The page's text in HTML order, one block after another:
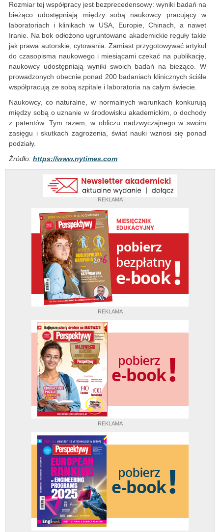
REKLAMA
REKLAMA
REKLAMA
Rozmiar tej współpracy jest bezprecedensowy: wyniki badań na
bieżąco udostępniają między sobą naukowcy pracujący w
laboratoriach i klinikach w USA, Europie, Chinach, a nawet
Iranie. Na bok odłożono ugruntowane akademickie reguły takie
jak prawa autorskie, cytowania. Zamiast przygotowywać artykuł
do czasopisma naukowego i miesiącami czekać na publikację,
naukowcy udostępniają wyniki swoich badań na bieżąco. W
prowadzonych obecnie ponad 200 badaniach klinicznych ściśle
współpracują ze sobą szpitale i laboratoria na całym świecie.
Naukowcy, co naturalne, w normalnych warunkach konkurują
między sobą o uznanie w środowisku akademickim, o dochody
z patentów. Tym razem, w obliczu nadzwyczajnego w swoim
zasięgu i skutkach zagrożenia, świat nauki wznosi się ponad
podziały.
Źródło: https://www.nytimes.com